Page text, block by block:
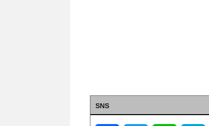
SNS